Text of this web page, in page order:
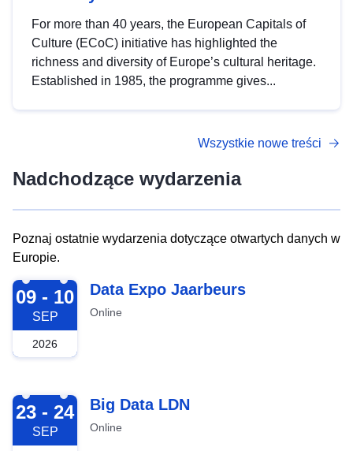
For more than 40 years, the European Capitals of
Culture (ECoC) initiative has highlighted the
richness and diversity of Europe’s cultural heritage.
Established in 1985, the programme gives...
Wszystkie nowe treści
Nadchodzące wydarzenia
Poznaj ostatnie wydarzenia dotyczące otwartych danych w
Europie.
2026-09-09
09 - 10
SEP
2026
Data Expo Jaarbeurs
Online
2026-09-23
23 - 24
SEP
Big Data LDN
Online